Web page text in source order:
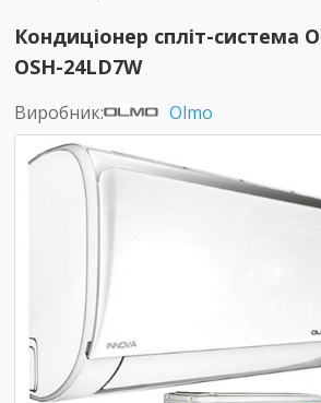
Кондиціонер спліт-система
OSH-24LD7W
Виробник: Olmo